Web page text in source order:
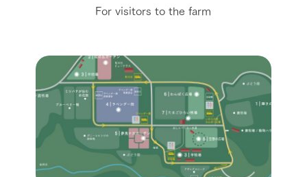
For visitors to the farm